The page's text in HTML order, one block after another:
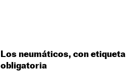
Los neumáticos, con etiqueta
obligatoria